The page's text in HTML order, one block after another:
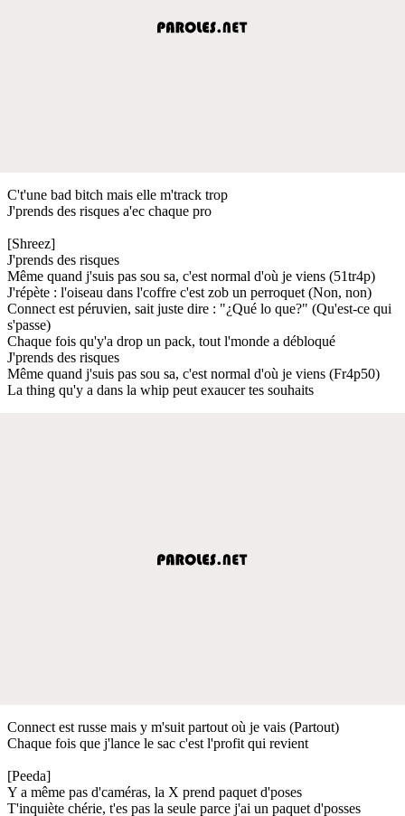
C't'une bad bitch mais elle m'track trop
J'prends des risques a'ec chaque pro
[Shreez]
J'prends des risques
Même quand j'suis pas sou sa, c'est normal d'où je viens (51tr4p)
J'répète : l'oiseau dans l'coffre c'est zob un perroquet (Non, non)
Connect est péruvien, sait juste dire : "¿Qué lo que?" (Qu'est-ce qui
s'passe)
Chaque fois qu'y'a drop un pack, tout l'monde a débloqué
J'prends des risques
Même quand j'suis pas sou sa, c'est normal d'où je viens (Fr4p50)
La thing qu'y a dans la whip peut exaucer tes souhaits
Connect est russe mais y m'suit partout où je vais (Partout)
Chaque fois que j'lance le sac c'est l'profit qui revient
[Peeda]
Y a même pas d'caméras, la X prend paquet d'poses
T'inquiète chérie, t'es pas la seule parce j'ai un paquet d'posses